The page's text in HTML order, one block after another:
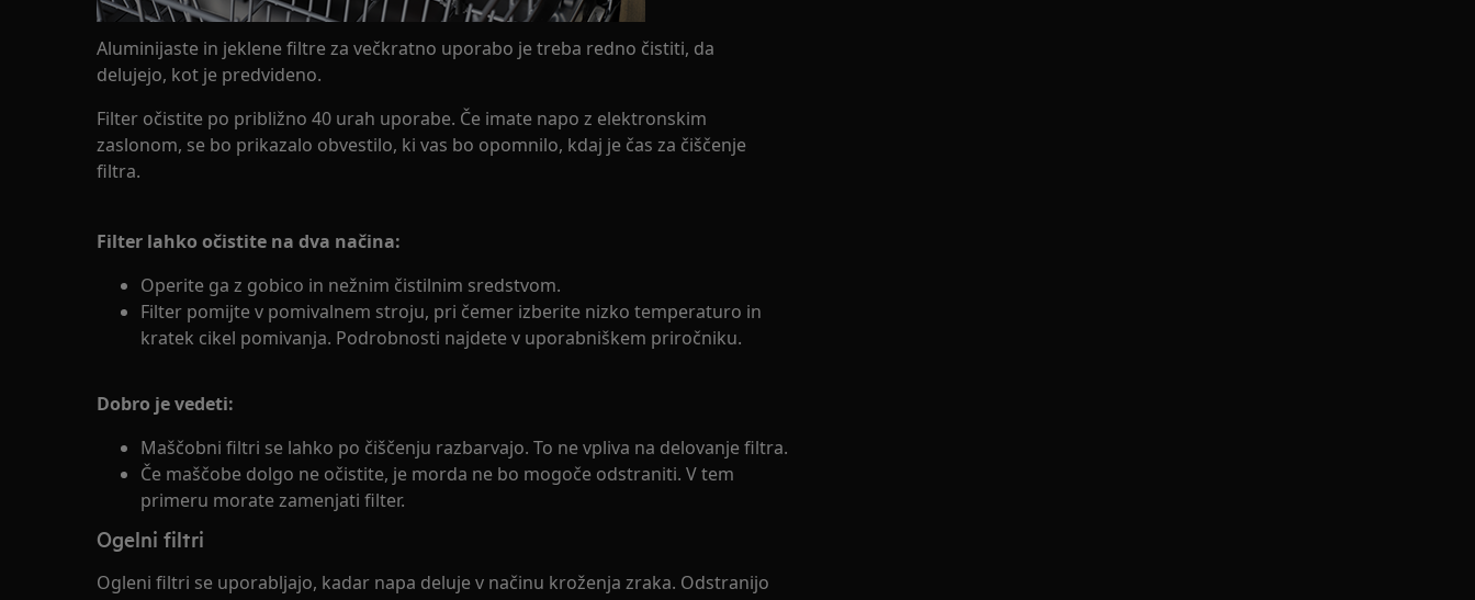
Aluminijaste in jeklene filtre za večkratno uporabo je treba redno čistiti, da
delujejo, kot je predvideno.
Filter očistite po približno 40 urah uporabe. Če imate napo z elektronskim
zaslonom, se bo prikazalo obvestilo, ki vas bo opomnilo, kdaj je čas za čiščenje
filtra.
Filter lahko očistite na dva načina:
Operite ga z gobico in nežnim čistilnim sredstvom.
Filter pomijte v pomivalnem stroju, pri čemer izberite nizko temperaturo in
kratek cikel pomivanja. Podrobnosti najdete v uporabniškem priročniku.
Dobro je vedeti:
Maščobni filtri se lahko po čiščenju razbarvajo. To ne vpliva na delovanje filtra.
Če maščobe dolgo ne očistite, je morda ne bo mogoče odstraniti. V tem
primeru morate zamenjati filter.
Ogelni filtri
Ogleni filtri se uporabljajo, kadar napa deluje v načinu kroženja zraka. Odstranijo